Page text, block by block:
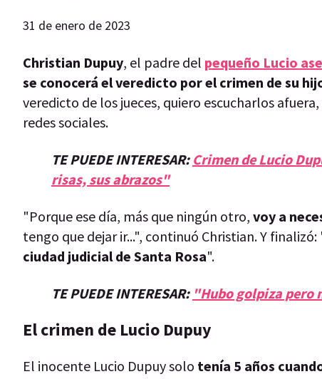
31 de enero de 2023
Christian Dupuy, el padre del pequeño Lucio
se conocerá el veredicto por el crimen de su
veredicto de los jueces, quiero escucharlos
redes sociales.
TE PUEDE INTERESAR: Crimen de Lucio
risas, sus abrazos"
"Porque ese día, más que ningún otro, voy a
tengo que dejar ir...", continuó Christian. Y finalizó:
ciudad judicial de Santa Rosa".
TE PUEDE INTERESAR: "Hubo golpiza pero
El crimen de Lucio Dupuy
El inocente Lucio Dupuy solo tenía 5 años